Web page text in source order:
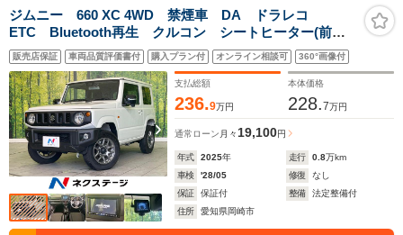
ジムニー 660 XC 4WD 禁煙車 DA ドラレコ
ETC Bluetooth再生 クルコン シートヒーター(前
席) LEDヘッドライト セーフティサポート コーナー
センサー 車線逸脱警報 オートエアコン スマートキ
ー
販売店保証 車両品質評価書付 購入プラン付 オンライン相談可 360°画像付
支払総額
236.9万円
本体価格
228.7万円
通常ローン 月々 19,100円
年式 2025年 走行 0.8万km
車検
'28/05 修復
なし
保証
保証付 整備
法定整備付
住所
愛知県岡崎市